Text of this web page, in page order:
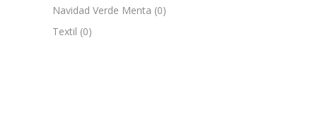
Navidad Verde Menta (0)
Textil (0)